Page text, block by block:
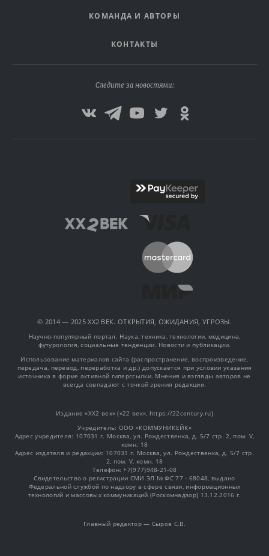
КОМАНДА И АВТОРЫ
КОНТАКТЫ
Следите за новостями:
© 2014 — 2025 XX2 ВЕК. ОТКРЫТИЯ, ОЖИДАНИЯ, УГРОЗЫ.
Научно-популярный портал. Наука, техника, технологии, медицина,
футурология, социальные тенденции. Новости и публикации.
Использование материалов сайта (распространение, воспроизведение,
передача, перевод, переработка и др.) допускается при условии указания
источника в форме активной гиперссылки. Мнения и взгляды авторов не
всегда совпадают с точкой зрения редакции.
Издание «XX2 век» («22 век», https://22century.ru)
Учредитель: OOO «КОММУНИКЕЙК»
Адрес учредителя: 107031 г. Москва, ул. Рождественка, д. 5/7 стр. 2, пом. V,
комн. 18
Адрес издателя и редакции: 107031 г. Москва, ул. Рождественка, д. 5/7 стр.
2, пом. V, комн. 18
Телефон: +7(977)948-21-08
Свидетельство о регистрации СМИ ЭЛ № ФС 77 - 68048, выдано
Федеральной службой по надзору в сфере связи, информационных
технологий и массовых коммуникаций (Роскомнадзор) 13.12.2016 г.
Главный редактор — Сыров С.В.